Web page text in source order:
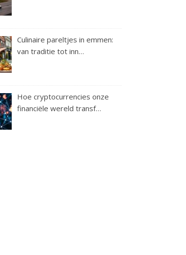
Culinaire pareltjes in emmen:
van traditie tot inn…
Hoe cryptocurrencies onze
financiële wereld transf…